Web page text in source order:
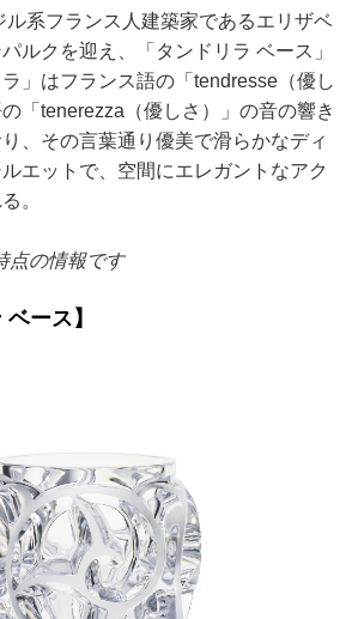
系フランス人建築家であるエリザベ
ルクを迎え、「タンドリラ ベース」
」はフランス語の「tendresse（優し
「tenerezza（優しさ）」の音の響き
、その言葉通り優美で滑らかなディ
エットで、空間にエレガントなアク
。
点の情報です
ース】